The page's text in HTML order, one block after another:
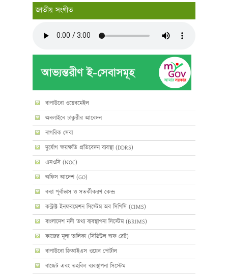
জাতীয় সংগীত
বাপাউবো ওয়েবমেইল
অনলাইনে চাকুরীর আবেদন
নাগরিক সেবা
দুর্যোগ ক্ষয়ক্ষতি প্রতিবেদন ব্যবস্থা (DDRS)
এনওসি (NOC)
অফিস আদেশ (GO)
বন্যা পূর্বাভাস ও সতর্কীকরণ কেন্দ্র
কন্ট্রাক্ট ইনফরমেশন সিস্টেম অব সিপিসি (CIMS)
বাংলাদেশ নদী তথ্য ব্যবস্থাপনা সিস্টেম (BRIMS)
কাজের মূল্য তালিকা (সিডিউল অফ রেট)
বাপাউবো জিআইএস ওয়েব পোর্টাল
বাজেট এবং তহবিল ব্যবস্থাপনা সিস্টেম